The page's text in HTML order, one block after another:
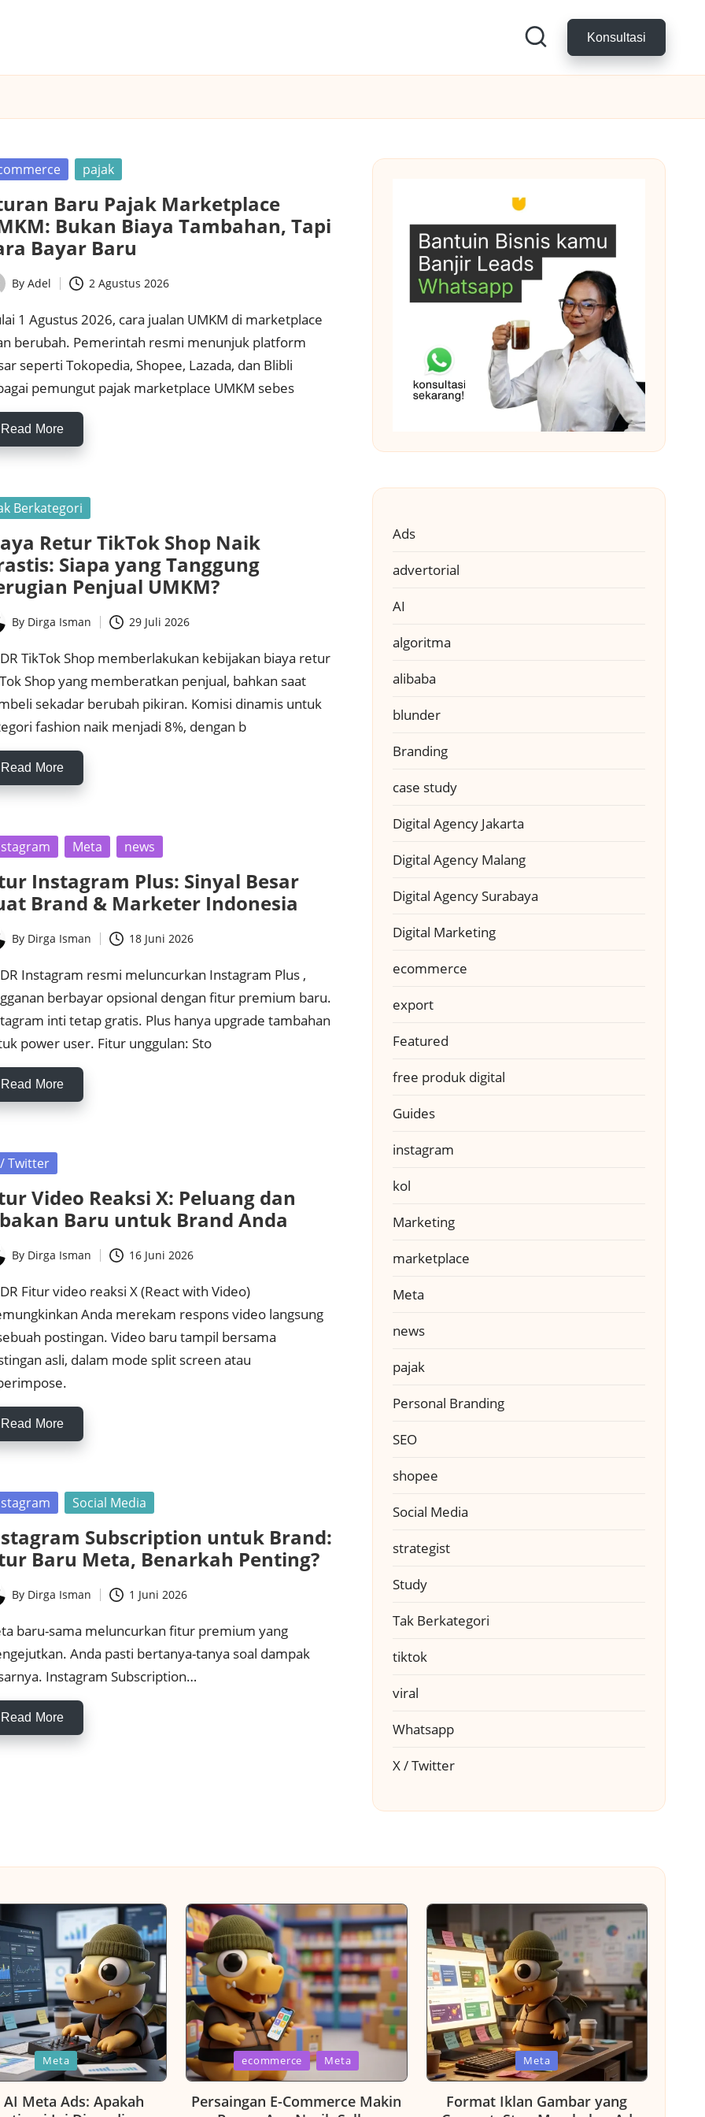
Konsultasi
pajak
Baru Pajak Marketplace
Bukan Biaya Tambahan, Tapi
Bayar Baru
By Adel 2 Agustus 2026
1 Agustus 2026, cara jualan UMKM di marketplace
berubah. Pemerintah resmi menunjuk platform
seperti Tokopedia, Shopee, Lazada, dan Blibli
pemungut pajak marketplace UMKM sebes
Read More
Berkategori
Retur TikTok Shop Naik
Siapa yang Tanggung
Penjual UMKM?
By Dirga Isman 29 Juli 2026
TikTok Shop memberlakukan kebijakan biaya retur
Shop yang memberatkan penjual, bahkan saat
sekadar berubah pikiran. Komisi dinamis untuk
fashion naik menjadi 8%, dengan b
Read More
Meta news
Instagram Plus: Sinyal Besar
Brand & Marketer Indonesia
By Dirga Isman 18 Juni 2026
Instagram resmi meluncurkan Instagram Plus ,
berbayar opsional dengan fitur premium baru.
inti tetap gratis. Plus hanya upgrade tambahan
power user. Fitur unggulan: Sto
Read More
Twitter
Video Reaksi X: Peluang dan
Baru untuk Brand Anda
By Dirga Isman 16 Juni 2026
Fitur video reaksi X (React with Video)
Anda merekam respons video langsung
postingan. Video baru tampil bersama
asli, dalam mode split screen atau
Read More
Social Media
Subscription untuk Brand:
Baru Meta, Benarkah Penting?
By Dirga Isman 1 Juni 2026
baru-sama meluncurkan fitur premium yang
Anda pasti bertanya-tanya soal dampak
Instagram Subscription…
Read More
Ads
advertorial
AI
algoritma
alibaba
blunder
Branding
case study
Digital Agency Jakarta
Digital Agency Malang
Digital Agency Surabaya
Digital Marketing
ecommerce
export
Featured
free produk digital
Guides
instagram
kol
Marketing
marketplace
Meta
news
pajak
Personal Branding
SEO
shopee
Social Media
strategist
Study
Tak Berkategori
tiktok
viral
Whatsapp
X / Twitter
Meta
Meta Ads: Apakah
Posted
in
ecommerce Meta
Persaingan E-Commerce Makin
Posted
in
Meta
Format Iklan Gambar yang